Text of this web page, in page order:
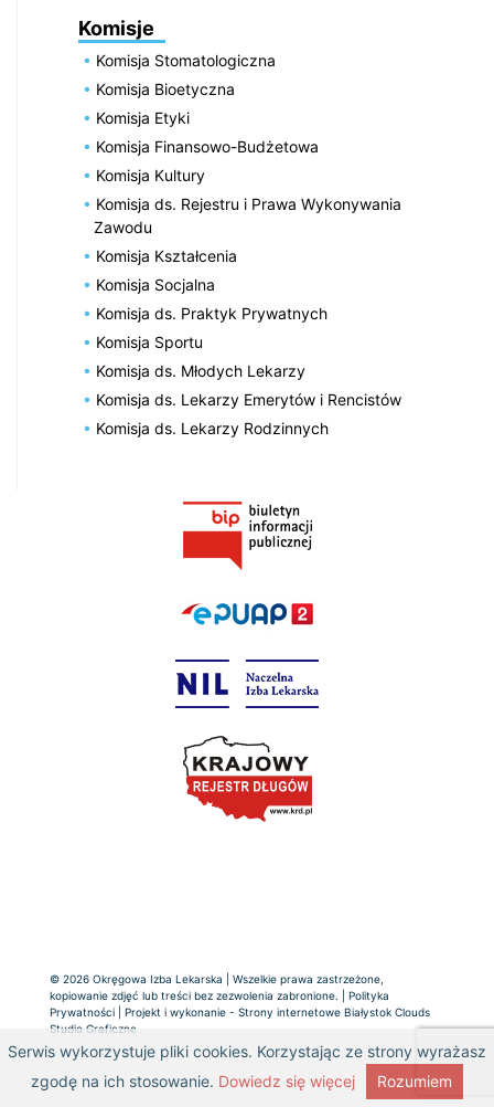
Komisje
Komisja Stomatologiczna
Komisja Bioetyczna
Komisja Etyki
Komisja Finansowo-Budżetowa
Komisja Kultury
Komisja ds. Rejestru i Prawa Wykonywania
Zawodu
Komisja Kształcenia
Komisja Socjalna
Komisja ds. Praktyk Prywatnych
Komisja Sportu
Komisja ds. Młodych Lekarzy
Komisja ds. Lekarzy Emerytów i Rencistów
Komisja ds. Lekarzy Rodzinnych
© 2026 Okręgowa Izba Lekarska | Wszelkie prawa zastrzeżone,
kopiowanie zdjęć lub treści bez zezwolenia zabronione. | Polityka
Prywatności | Projekt i wykonanie - Strony internetowe Białystok Clouds
Studio Graficzne
Serwis wykorzystuje pliki cookies. Korzystając ze strony wyrażasz
zgodę na ich stosowanie. Dowiedz się więcej Rozumiem